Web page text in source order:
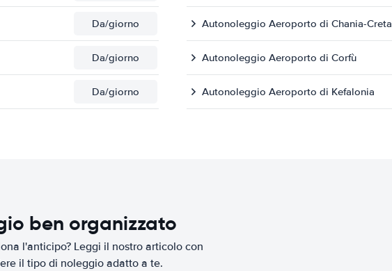
Da/giorno Autonoleggio Aeroporto di Chania-Creta
Da/giorno Autonoleggio Aeroporto di Corfù
Da/giorno Autonoleggio Aeroporto di Kefalonia
ben organizzato
l'anticipo? Leggi il nostro articolo con
il tipo di noleggio adatto a te.